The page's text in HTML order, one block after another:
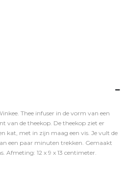
Thee infuser in de vorm van een
van de theekop. De theekop ziet er
kat, met in zijn maag een vis. Je vult de
een paar minuten trekken. Gemaakt
Afmeting: 12 x 9 x 13 centimeter.